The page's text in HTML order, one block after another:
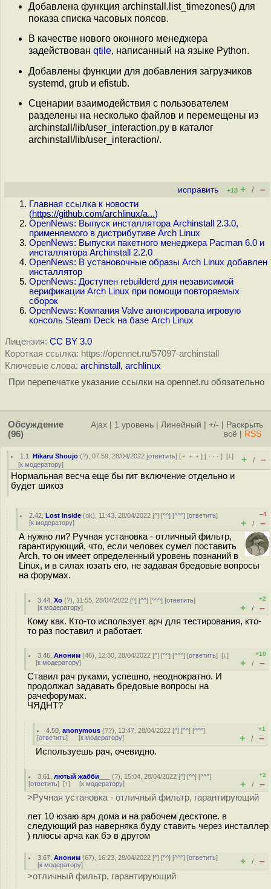
Добавлена функция archinstall.list_timezones() для
показа списка часовых поясов.
В качестве нового оконного менеджера
задействован qtile, написанный на языке Python.
Добавлены функции для добавления загрузчиков
systemd, grub и efistub.
Сценарии взаимодействия с пользователем
разделены на несколько файлов и перемещены из
archinstall/lib/user_interaction.py в каталог
archinstall/lib/user_interaction/.
исправить +18 + / –
Главная ссылка к новости
(https://github.com/archlinux/a...)
OpenNews: Выпуск инсталлятора Archinstall 2.3.0,
применяемого в дистрибутиве Arch Linux
OpenNews: Выпуски пакетного менеджера Pacman 6.0 и
инсталлятора Archinstall 2.2.0
OpenNews: В установочные образы Arch Linux добавлен
инсталлятор
OpenNews: Доступен rebuilderd для независимой
верификации Arch Linux при помощи повторяемых
сборок
OpenNews: Компания Valve анонсировала игровую
консоль Steam Deck на базе Arch Linux
Лицензия: CC BY 3.0
Короткая ссылка: https://opennet.ru/57097-archinstall
Ключевые слова: archinstall , archlinux
При перепечатке указание ссылки на opennet.ru обязательно
Обсуждение
(96)
Ajax 1 уровень Линейный +/-
Раскрыть
всё
RSS
1.1 ,Hikaru Shoujo (?), 07:59, 28/04/2022 [ответить] [ ﹢﹢﹢] [ · · ·][↓]
[к модератору] + / –
Нормальная весча еще бы гит включение отдельно и
будет шикоз
2.42 ,Lost Inside (ok), 11:43, 28/04/2022 [^] [^^] [^^^] [ответить]
[к модератору]
–4
+ / –
А нужно ли? Ручная установка - отличный фильтр,
гарантирующий, что, если человек сумел поставить
Arch, то он имеет определенный уровень познаний в
Linux, и в силах юзать его, не задавая бредовые вопросы
на форумах.
3.44 ,Xo (?), 11:55, 28/04/2022 [^] [^^] [^^^] [ответить]
[к модератору]
+2
+ / –
Кому как. Кто-то использует арч для тестирования, кто-
то раз поставил и работает.
3.46 ,Аноним (46), 12:30, 28/04/2022 [^] [^^] [^^^] [ответить][↓]
[к модератору]
+10
+ / –
Ставил рач руками, успешно, неоднократно. И
продолжал задавать бредовые вопросы на
рачефорумах.
ЧЯДНТ?
4.50 ,anonymous (??), 13:47, 28/04/2022 [^] [^^] [^^^]
[ответить] [к модератору]
+1
+ / –
Используешь рач, очевидно.
3.61 ,лютый жабби___ (?), 15:04, 28/04/2022 [^] [^^] [^^^]
[ответить] [↑] [к модератору]
+2
+ / –
>Ручная установка - отличный фильтр, гарантирующий
лет 10 юзаю арч дома и на рабочем десктопе. в
следующий раз наверняка буду ставить через инсталлер
) плюсы арча как бэ в другом
3.67 ,Аноним (67), 16:23, 28/04/2022 [^] [^^] [^^^] [ответить]
[к модератору] + / –
>отличный фильтр, гарантирующий